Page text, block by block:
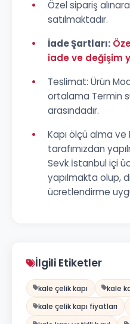
•
Özel sipariş
satılmaktadır.
•
İade Şartları:
iade ve değişim
•
Teslimat: Ürün
ortalama Termin
arasındadır.
•
Kapı ölçü alma ve
tarafımızdan
Sevk İstanbul içi
yapılmakta olup,
ücretlendirme
İlgili Etiketler
kale çelik kapı kale
kale çelik kapı fiyatları